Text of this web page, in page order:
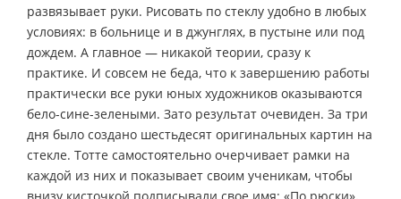
развязывает руки. Рисовать по стеклу удобно в любых
условиях: в больнице и в джунглях, в пустыне или под
дождем. А главное — никакой теории, сразу к
практике. И совсем не беда, что к завершению работы
практически все руки юных художников оказываются
бело-сине-зелеными. Зато результат очевиден. За три
дня было создано шестьдесят оригинальных картин на
стекле. Тотте самостоятельно очерчивает рамки на
каждой из них и показывает своим ученикам, чтобы
внизу кисточкой подписывали свое имя: «По рюски».